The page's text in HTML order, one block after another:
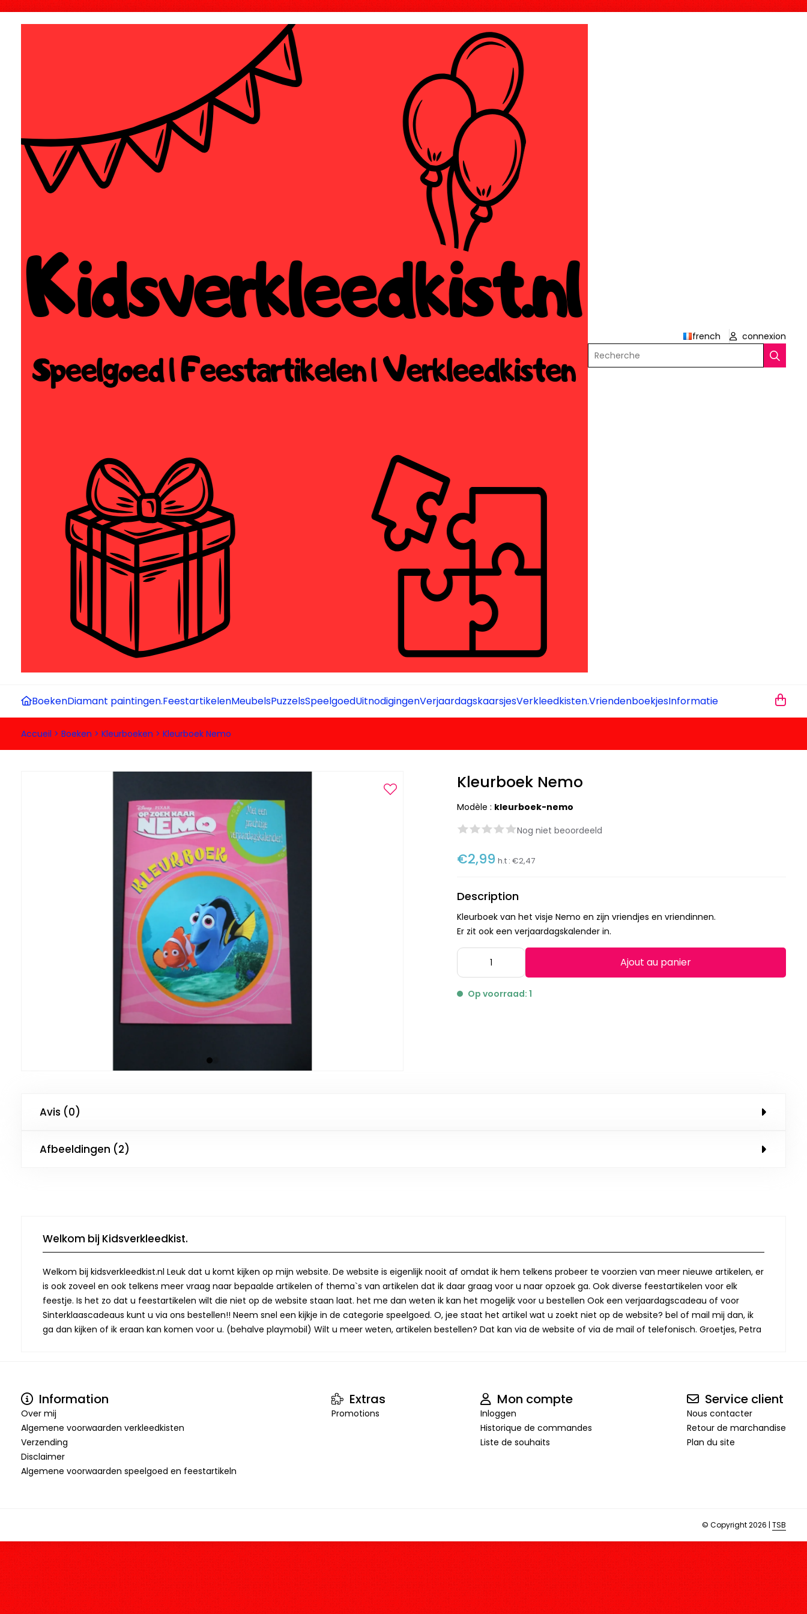
french
connexion
Recherche
BoekenDiamant paintingen.FeestartikelenMeubelsPuzzelsSpeelgoedUitnodigingenVerjaardagskaarsjesVerkleedkisten.VriendenboekjesInformatie
Accueil > Boeken > Kleurboeken > Kleurboek Nemo
Kleurboek Nemo
Modèle : kleurboek-nemo
Nog niet beoordeeld
€2,99 h.t :€2,47
Description
Kleurboek van het visje Nemo en zijn vriendjes en vriendinnen.
Er zit ook een verjaardagskalender in.
Ajout au panier
Op voorraad: 1
Avis (0)
Afbeeldingen (2)
Welkom bij Kidsverkleedkist.
Welkom bij kidsverkleedkist.nl Leuk dat u komt kijken op mijn website. De website is eigenlijk nooit af omdat ik hem telkens probeer te voorzien van meer nieuwe artikelen, er
is ook zoveel en ook telkens meer vraag naar bepaalde artikelen of thema`s van artikelen dat ik daar graag voor u naar opzoek ga. Ook diverse feestartikelen voor elk
feestje. Is het zo dat u feestartikelen wilt die niet op de website staan laat. het me dan weten ik kan het mogelijk voor u bestellen Ook een verjaardagscadeau of voor
Sinterklaascadeaus kunt u via ons bestellen!! Neem snel een kijkje in de categorie speelgoed. O, jee staat het artikel wat u zoekt niet op de website? bel of mail mij dan, ik
ga dan kijken of ik eraan kan komen voor u. (behalve playmobil) Wilt u meer weten, artikelen bestellen? Dat kan via de website of via de mail of telefonisch. Groetjes, Petra
Information
Over mij
Algemene voorwaarden verkleedkisten
Verzending
Disclaimer
Algemene voorwaarden speelgoed en feestartikeln
Extras
Promotions
Mon compte
Inloggen
Historique de commandes
Liste de souhaits
Service client
Nous contacter
Retour de marchandise
Plan du site
© Copyright 2026 | TSB